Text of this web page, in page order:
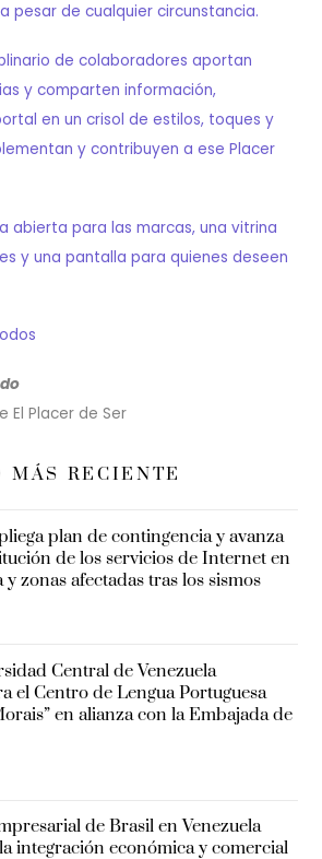
pesar de cualquier circunstancia.
de colaboradores aportan
y comparten información,
en un crisol de estilos, toques y
y contribuyen a ese Placer
abierta para las marcas, una vitrina
y una pantalla para quienes deseen
El Placer de Ser
MÁS RECIENTE
plan de contingencia y avanza
de los servicios de Internet en
y zonas afectadas tras los sismos
Central de Venezuela
el Centro de Lengua Portuguesa
en alianza con la Embajada de
de Brasil en Venezuela
integración económica y comercial